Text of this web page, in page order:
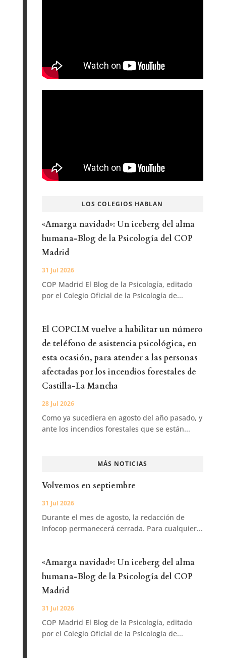
LOS COLEGIOS HABLAN
«Amarga navidad»: Un iceberg del alma
humana-Blog de la Psicología del COP
Madrid
31 Jul 2026
COP Madrid El Blog de la Psicología, editado
por el Colegio Oficial de la Psicología de...
El COPCLM vuelve a habilitar un número
de teléfono de asistencia psicológica, en
esta ocasión, para atender a las personas
afectadas por los incendios forestales de
Castilla-La Mancha
28 Jul 2026
Como ya sucediera en agosto del año pasado, y
ante los incendios forestales que se están...
MÁS NOTICIAS
Volvemos en septiembre
31 Jul 2026
Durante el mes de agosto, la redacción de
Infocop permanecerá cerrada. Para cualquier...
«Amarga navidad»: Un iceberg del alma
humana-Blog de la Psicología del COP
Madrid
31 Jul 2026
COP Madrid El Blog de la Psicología, editado
por el Colegio Oficial de la Psicología de...